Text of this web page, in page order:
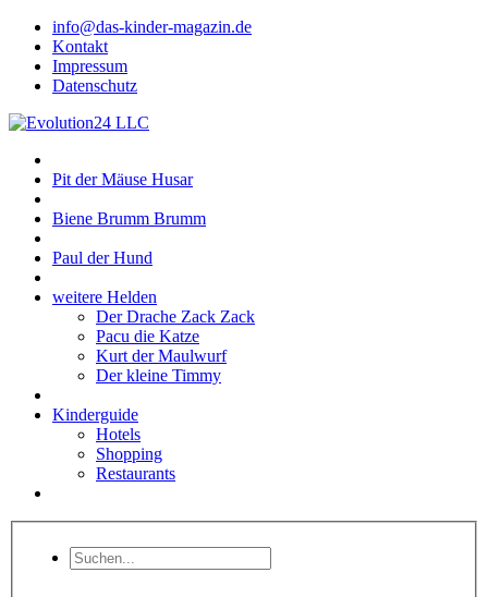
info@das-kinder-magazin.de
Kontakt
Impressum
Datenschutz
Pit der Mäuse Husar
Biene Brumm Brumm
Paul der Hund
weitere Helden
Der Drache Zack Zack
Pacu die Katze
Kurt der Maulwurf
Der kleine Timmy
Kinderguide
Hotels
Shopping
Restaurants